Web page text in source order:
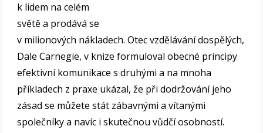
k lidem na celém
světě a prodává se
v milionových nákladech. Otec vzdělávání dospělých,
Dale Carnegie, v knize formuloval obecné principy
efektivní komunikace s druhými a na mnoha
příkladech z praxe ukázal, že při dodržování jeho
zásad se můžete stát zábavnými a vítanými
společníky a navíc i skutečnou vůdčí osobností.